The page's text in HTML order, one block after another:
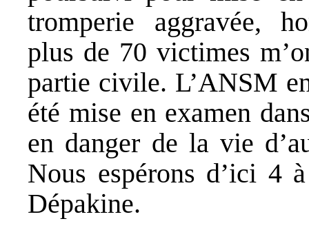
tromperie aggravée,
plus de 70 victimes
partie civile. L’ANSM
été mise en examen
en danger de la vie
Nous espérons d’ici 4
Dépakine.